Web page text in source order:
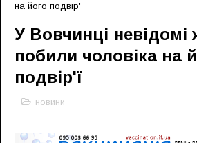
на його подвір'ї
У Вовчинці невідомі
побили чоловіка на
подвір'ї
новини